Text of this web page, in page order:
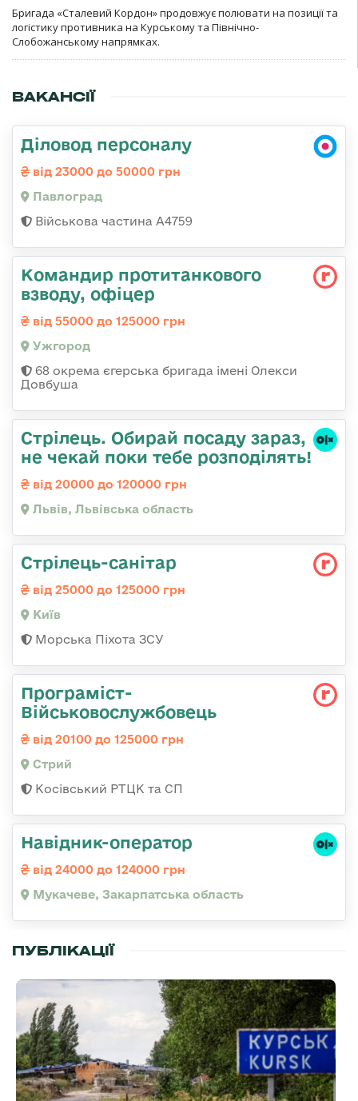
Бригада «Сталевий Кордон» продовжує полювати на позиції та
логістику противника на Курському та Північно-
Слобожанському напрямках.
ВАКАНСІЇ
Діловод персоналу
від 23000 до 50000 грн
Павлоград
Військова частина А4759
Командир протитанкового
взводу, офіцер
від 55000 до 125000 грн
Ужгород
68 окрема єгерська бригада імені Олекси
Довбуша
Стрілець. Обирай посаду зараз,
не чекай поки тебе розподілять!
від 20000 до 120000 грн
Львів, Львівська область
Стрілець-санітар
від 25000 до 125000 грн
Київ
Морська Піхота ЗСУ
Програміст-
Військовослужбовець
від 20100 до 125000 грн
Стрий
Косівський РТЦК та СП
Навідник-оператор
від 24000 до 124000 грн
Мукачеве, Закарпатська область
ПУБЛІКАЦІЇ